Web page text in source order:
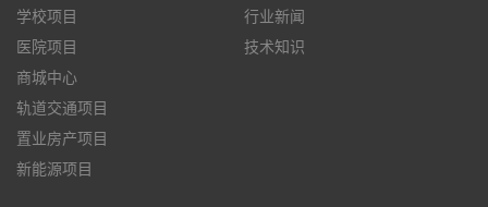
学校项目
医院项目
商城中心
轨道交通项目
置业房产项目
新能源项目
行业新闻
技术知识